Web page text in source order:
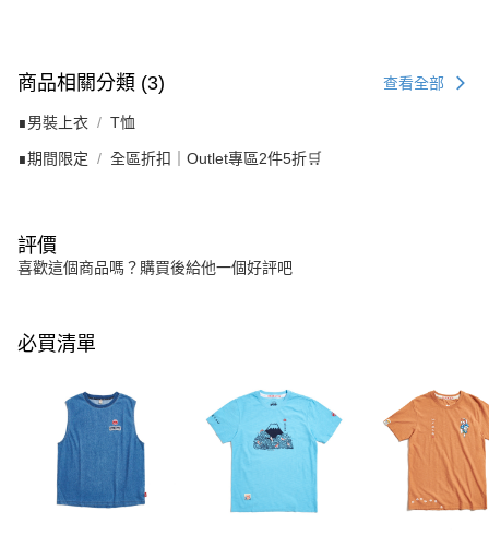
商品相關分類 (3) 查看全部
∎男裝上衣 T恤
∎期間限定 全區折扣｜Outlet專區2件5折🛒
評價
喜歡這個商品嗎？購買後給他一個好評吧
必買清單